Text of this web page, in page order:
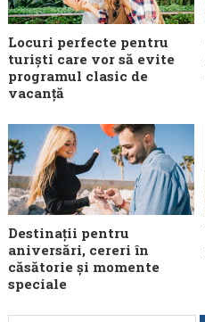
Locuri perfecte pentru
turiști care vor să evite
programul clasic de
vacanță
Destinații pentru
aniversări, cereri în
căsătorie și momente
speciale